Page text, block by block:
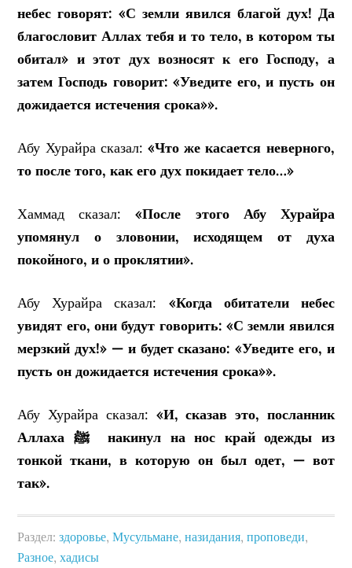
небес говорят: «С земли явился благой дух! Да
благословит Аллах тебя и то тело, в котором ты
обитал» и этот дух возносят к его Господу, а
затем Господь говорит: «Уведите его, и пусть он
дожидается истечения срока»».
Абу Хурайра сказал: «Что же касается неверного,
то после того, как его дух покидает тело…»
Хаммад сказал:«После этого Абу Хурайра
упомянул о зловонии, исходящем от духа
покойного, и о проклятии».
Абу Хурайра сказал: «Когда обитатели небес
увидят его, они будут говорить: «С земли явился
мерзкий дух!» — и будет сказано: «Уведите его, и
пусть он дожидается истечения срока»».
Абу Хурайра сказал: «И, сказав это, посланник
Аллаха ﷺ накинул на нос край одежды из
тонкой ткани, в которую он был одет, — вот
так».
Раздел:здоровье,Мусульмане,назидания,проповеди,
Разное,хадисы